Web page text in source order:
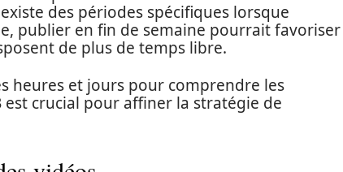
des périodes spécifiques lorsque
publier en fin de semaine pourrait favoriser
de plus de temps libre.
heures et jours pour comprendre les
est crucial pour affiner la stratégie de